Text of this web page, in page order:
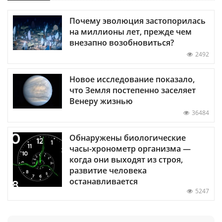
Почему эволюция застопорилась
на миллионы лет, прежде чем
внезапно возобновиться?
2492
Новое исследование показало,
что Земля постепенно заселяет
Венеру жизнью
36484
Обнаружены биологические
часы-хронометр организма —
когда они выходят из строя,
развитие человека
останавливается
5247